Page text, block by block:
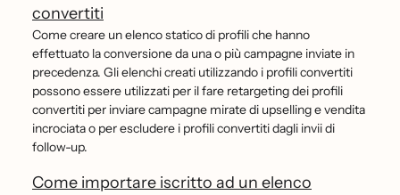
convertiti
Come creare un elenco statico di profili che hanno
effettuato la conversione da una o più campagne inviate in
precedenza. Gli elenchi creati utilizzando i profili convertiti
possono essere utilizzati per il fare retargeting dei profili
convertiti per inviare campagne mirate di upselling e vendita
incrociata o per escludere i profili convertiti dagli invii di
follow-up.
Come importare iscritto ad un elenco